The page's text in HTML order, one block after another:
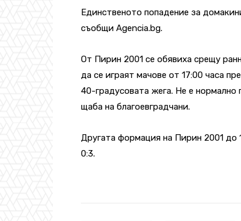
Единственото попадение за
съобщи Agencia.bg.
От Пирин 2001 се обявиха срещу
да се играят мачове от 17:00 часа
40-градусовата жега. Не е нормално
щаба на благоевградчани.
Другата формация на Пирин 2001 до
0:3.